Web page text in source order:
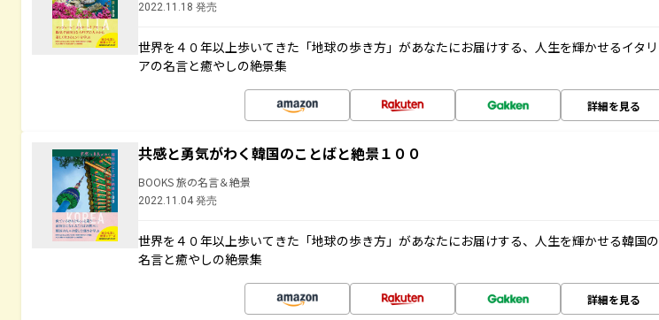
2022.11.18 発売
世界を４０年以上歩いてきた「地球の歩き方」があなたにお届けする、人生を輝かせるイタリ
アの名言と癒やしの絶景集
詳細を見る
共感と勇気がわく韓国のことばと絶景１００
BOOKS 旅の名言＆絶景
2022.11.04 発売
世界を４０年以上歩いてきた「地球の歩き方」があなたにお届けする、人生を輝かせる韓国の
名言と癒やしの絶景集
詳細を見る